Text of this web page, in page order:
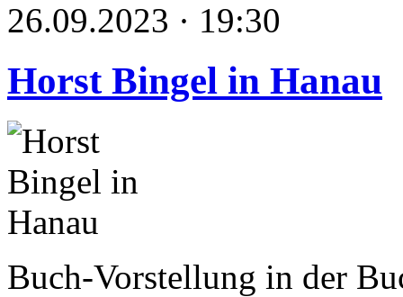
26.09.2023 · 19:30
Horst Bingel in Hanau
Buch-Vorstellung in der